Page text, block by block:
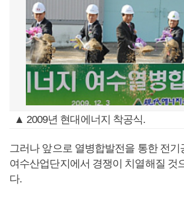
▲ 2009년 현대에너지 착공식.
그러나 앞으로 열병합발전을 통한 전기
여수산업단지에서 경쟁이 치열해질 것
다.